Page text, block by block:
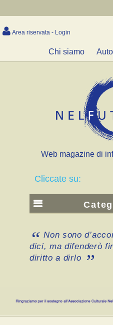
Area riservata - Login
Chi siamo
Web magazine di
Cliccate su:
Non sono
dici, ma difenderò
diritto a dirlo